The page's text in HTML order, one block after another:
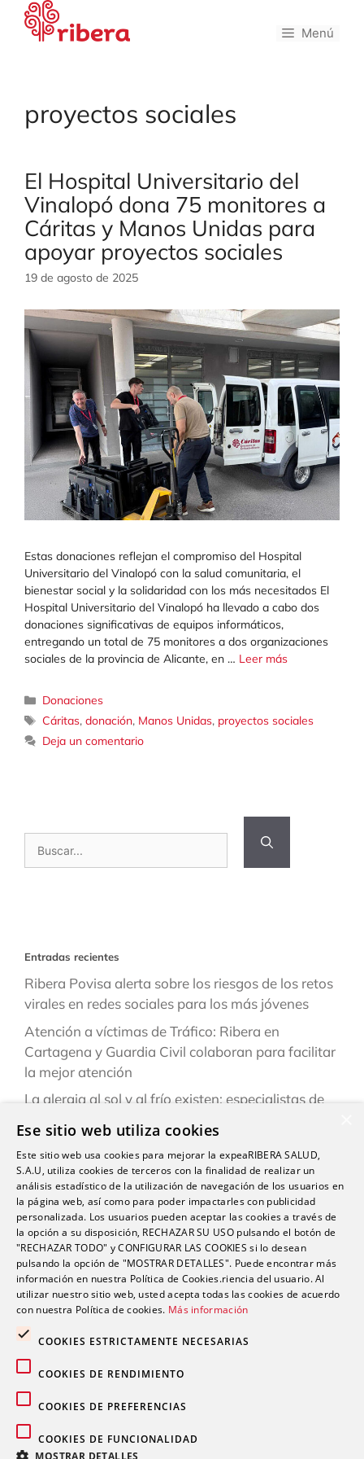
Saltar
contenido
Menú
proyectos sociales
El Hospital Universitario del
Vinalopó dona 75 monitores a
Cáritas y Manos Unidas para
apoyar proyectos sociales
19 de agosto de 2025
Estas donaciones reflejan el compromiso del Hospital
Universitario del Vinalopó con la salud comunitaria, el
bienestar social y la solidaridad con los más necesitados El
Hospital Universitario del Vinalopó ha llevado a cabo dos
donaciones significativas de equipos informáticos,
entregando un total de 75 monitores a dos organizaciones
sociales de la provincia de Alicante, en … Leer más
Categorías
Donaciones
Etiquetas
Cáritas,donación, Manos Unidas, proyectos sociales
Deja un comentario
Entradas recientes
Ribera Povisa alerta sobre los riesgos de los retos
virales en redes sociales para los más jóvenes
Atención a víctimas de Tráfico: Ribera en
Cartagena y Guardia Civil colaboran para facilitar
la mejor atención
La alergia al sol y al frío existen: especialistas de
este verano
“Una persona puede estar infestada y contagiar a
otras durante semanas antes de darse cuenta de
que tiene sarna”
Ardor, hinchazón o dolor abdominal: los síntomas
del sistema Digestivo que no siempre son
inofensivos
Comentarios recientes
Ese sitio web utiliza cookies
Este sitio web usa cookies para mejorar la expeaRIBERA SALUD,
S.A.U, utiliza cookies de terceros con la finalidad de realizar un
análisis estadístico de la utilización de navegación de los usuarios en
la página web, así como para poder impactarles con publicidad
personalizada. Los usuarios pueden aceptar las cookies a través de
la opción a su disposición, RECHAZAR SU USO pulsando el botón de
"RECHAZAR TODO" y CONFIGURAR LAS COOKIES si lo desean
pulsando la opción de "MOSTRAR DETALLES". Puede encontrar más
información en nuestra Política de Cookies.riencia del usuario. Al
utilizar nuestro sitio web, usted acepta todas las cookies de acuerdo
con nuestra Política de cookies. Más información
COOKIES ESTRICTAMENTE NECESARIAS
COOKIES DE RENDIMIENTO
COOKIES DE PREFERENCIAS
COOKIES DE FUNCIONALIDAD
MOSTRAR DETALLES